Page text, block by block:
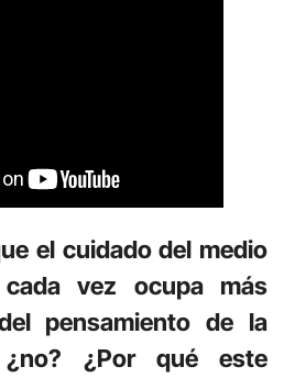
el cuidado del medio
vez ocupa más
pensamiento de la
¿no? ¿Por qué este